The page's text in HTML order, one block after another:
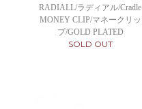
RADIALL/ラディアル/Cradle
MONEY CLIP/マネークリッ
プ/GOLD PLATED
SOLD OUT